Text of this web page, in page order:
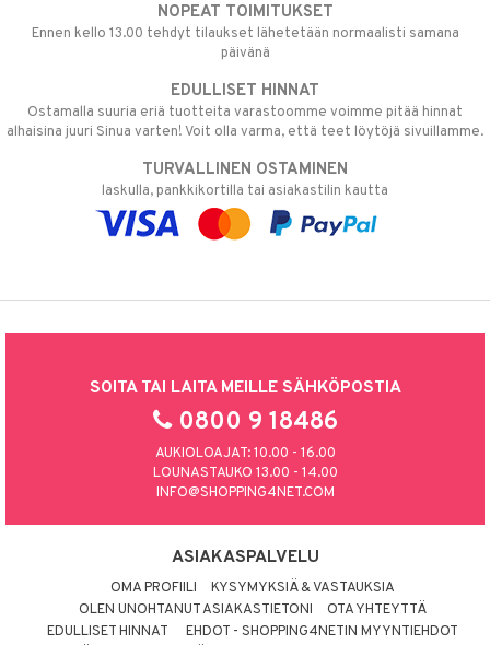
NOPEAT TOIMITUKSET
Ennen kello 13.00 tehdyt tilaukset lähetetään normaalisti samana
päivänä
EDULLISET HINNAT
Ostamalla suuria eriä tuotteita varastoomme voimme pitää hinnat
alhaisina juuri Sinua varten! Voit olla varma, että teet löytöjä sivuillamme.
TURVALLINEN OSTAMINEN
laskulla, pankkikortilla tai asiakastilin kautta
SOITA TAI LAITA MEILLE SÄHKÖPOSTIA
0800 9 18486
AUKIOLOAJAT: 10.00 - 16.00
LOUNASTAUKO 13.00 - 14.00
INFO@SHOPPING4NET.COM
ASIAKASPALVELU
OMA PROFIILI
KYSYMYKSIÄ & VASTAUKSIA
OLEN UNOHTANUT ASIAKASTIETONI
OTA YHTEYTTÄ
EDULLISET HINNAT
EHDOT - SHOPPING4NETIN MYYNTIEHDOT